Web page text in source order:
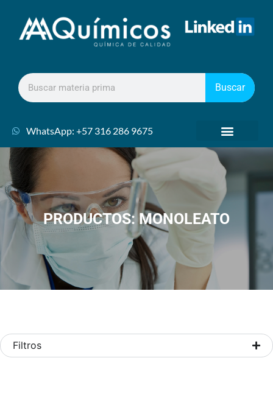
Buscar
WhatsApp: +57 316 286 9675
PRODUCTOS: MONOLEATO
Filtros